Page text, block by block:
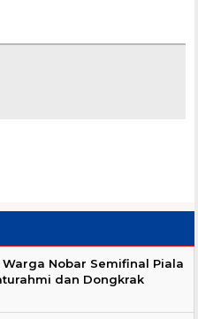
Nobar Semifinal Piala
dan Dongkrak